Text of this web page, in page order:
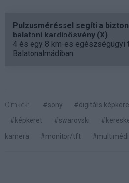
Pulzusméréssel segíti a
balatoni kardioösvény (X)
4 és egy 8 km-es egészségügyi
Balatonalmádiban.
Címkék: #sony #digitális
#képkeret
#swarovski
kamera
#monitor/tft